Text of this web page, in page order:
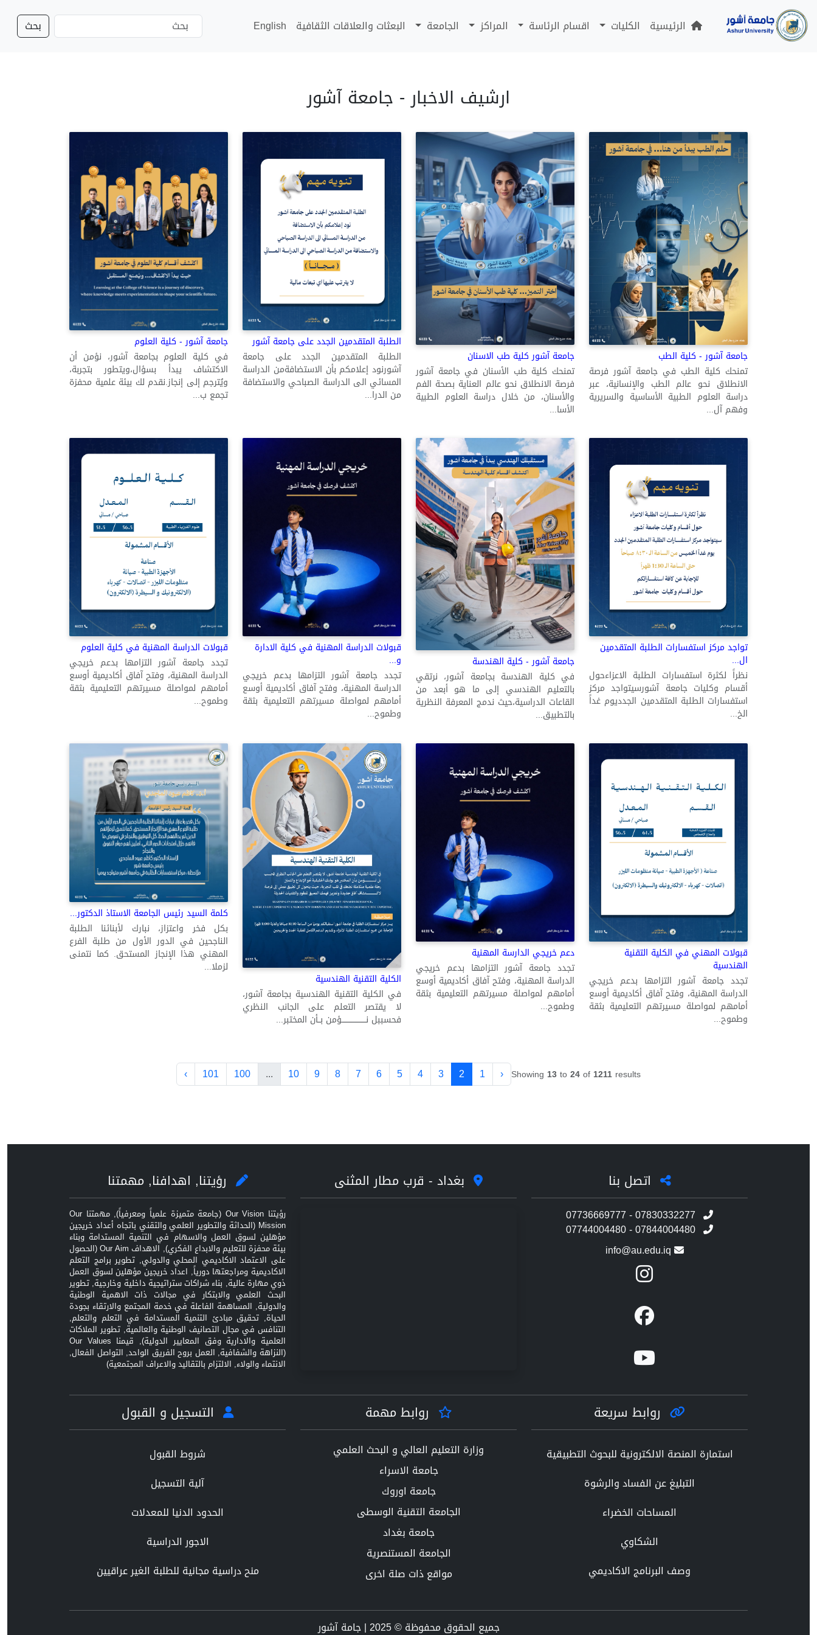
الرئيسية الكليات اقسام الرئاسة المراكز الجامعة البعثات والعلاقات الثقافية English بحث
ارشيف الاخبار - جامعة آشور
جامعة آشور - كلية الطب
تمنحك كلية الطب في جامعة آشور فرصة
الانطلاق نحو عالم الطب والإنسانية، عبر
دراسة العلوم الطبية الأساسية والسريرية
وفهم آل...
جامعة آشور كلية طب الاسنان
تمنحك كلية طب الأسنان في جامعة آشور
فرصة الانطلاق نحو عالم العناية بصحة الفم
والأسنان، من خلال دراسة العلوم الطبية
الأسا...
الطلبة المتقدمين الجدد على جامعة آشور
الطلبة المتقدمين الجدد على جامعة
آشورنود إعلامكم بأن الاستضافةمن الدراسة
المسائي الى الدراسة الصباحي والاستضافة
من الدرا...
جامعة آشور - كلية العلوم
في كلية العلوم بجامعة آشور، نؤمن أن
الاكتشاف يبدأ بسؤال،ويتطور بتجربة،
ويُترجم إلى إنجاز.نقدم لك بيئة علمية محفزة
تجمع ب...
تواجد مركز استفسارات الطلبة المتقدمين
ال...
نظراً لكثرة استفسارات الطلبة الاعزاءحول
أقسام وكليات جامعة آشورسيتواجد مركز
استفسارات الطلبة المتقدمين الجدديوم غداً
الخ...
جامعة آشور - كلية الهندسة
في كلية الهندسة بجامعة آشور، نرتقي
بالتعليم الهندسي إلى ما هو أبعد من
القاعات الدراسية،حيث ندمج المعرفة النظرية
بالتطبيق...
قبولات الدراسة المهنية في كلية الادارة
و...
تجدد جامعة آشور التزامها بدعم خريجي
الدراسة المهنية، وفتح آفاق أكاديمية أوسع
أمامهم لمواصلة مسيرتهم التعليمية بثقة
وطموح...
قبولات الدراسة المهنية في كلية العلوم
تجدد جامعة آشور التزامها بدعم خريجي
الدراسة المهنية، وفتح آفاق أكاديمية أوسع
أمامهم لمواصلة مسيرتهم التعليمية بثقة
وطموح...
قبولات المهني في الكلية التقنية
الهندسية
تجدد جامعة آشور التزامها بدعم خريجي
الدراسة المهنية، وفتح آفاق أكاديمية أوسع
أمامهم لمواصلة مسيرتهم التعليمية بثقة
وطموح...
دعم خريجي الدارسة المهنية
تجدد جامعة آشور التزامها بدعم خريجي
الدراسة المهنية، وفتح آفاق أكاديمية أوسع
أمامهم لمواصلة مسيرتهم التعليمية بثقة
وطموح...
الكلية التقنية الهندسية
في الكلية التقنية الهندسية بجامعة آشور،
لا يقتصر التعلم على الجانب النظري
فحسببل نــــــــــــــــــــؤمن بــأن المختبر...
كلمة السيد رئيس الجامعة الاستاذ الدكتور...
بكل فخر واعتزاز، نبارك لأبنائنا الطلبة
الناجحين في الدور الأول من طلبة الفرع
المهني هذا الإنجاز المستحق. كما نتمنى
لزملا...
Showing 13to24of 1211 results
‹
1
2
3
4
5
6
7
8
9
10
...
100
101
›
اتصل بنا
07736669777 - 07830332277
07744004480 - 07844004480
info@au.edu.iq
بغداد - قرب مطار المثنى رؤيتنا, اهدافنا, مهمتنا
رؤيتنا Our Vision (جامعة متميزة علمياً ومعرفياً), مهمتنا Our
Mission (الحداثة والتطوير العلمي والتقني باتجاه أعداد خريجين
مؤهلين لسوق العمل والاسهام في التنمية المستدامة وبناء
بيئة محفزة للتعليم والابداع الفكري), الاهداف Our Aim (الحصول
على الاعتماد الاكاديمي المحلي والدولي, تطوير برامج التعلم
الاكاديمية ومراجعتها دورياً, اعداد خريجين مؤهلين لسوق العمل
ذوي مهارة عالية, بناء شراكات ستراتيجية داخلية وخارجية, تطوير
البحث العلمي والابتكار في مجالات ذات الاهمية الوطنية
والدولية, المساهمة الفاعلة في خدمة المجتمع والارتقاء بجودة
الحياة, تحقيق مبادئ التنمية المستدامة في التعلم والتعلم,
التنافس في مجال التصانيف الوطنية والعالمية, تطوير الملاكات
العلمية والادارية وفق المعايير الدولية), قيمنا Our Values
(النزاهة والشفافية, العمل بروح الفريق الواحد, التواصل الفعال,
الانتماء والولاء, الالتزام بالتقاليد والاعراف المجتمعية)
روابط سريعة
استمارة المنصة الالكترونية للبحوث التطبيقية
التبليغ عن الفساد والرشوة
المساحات الخضراء
الشكاوي
وصف البرنامج الاكاديمي
روابط مهمة
وزارة التعليم العالي و البحث العلمي
جامعة الاسراء
جامعة اوروك
الجامعة التقنية الوسطى
جامعة بغداد
الجامعة المستنصرية
مواقع ذات صلة اخرى
التسجيل و القبول
شروط القبول
آلية التسجيل
الحدود الدنيا للمعدلات
الاجور الدراسية
منح دراسية مجانية للطلبة الغير عراقيين
جميع الحقوق محفوظة © 2025 | جامة آشور